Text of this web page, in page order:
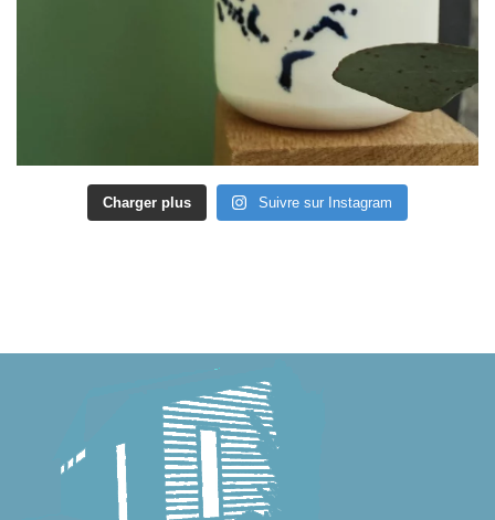
Charger plus Suivre sur Instagram